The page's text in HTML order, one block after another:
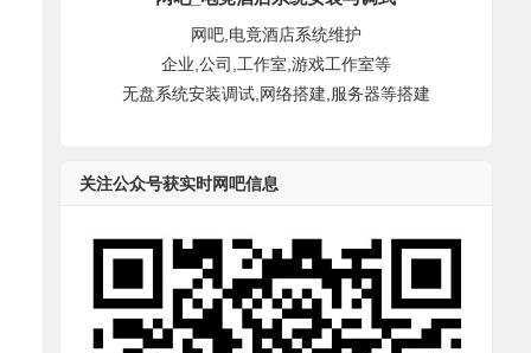
网吧,电竟酒店系统维护
企业,公司,工作室,游戏工作室等
无盘系统安装调试,网络搭建,服务器等搭建
关注公众号获实时网吧信息